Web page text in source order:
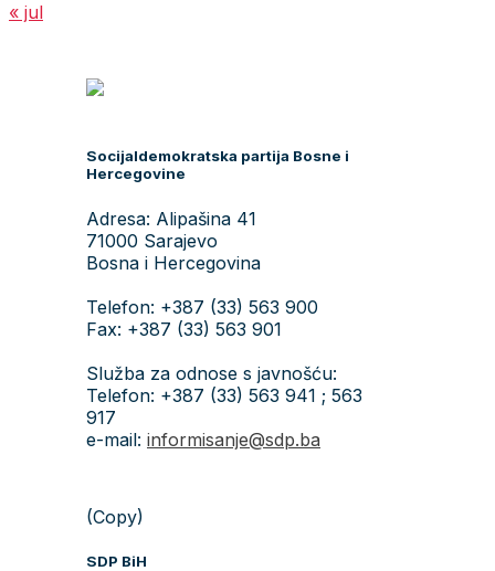
« jul
Socijaldemokratska partija Bosne i
Hercegovine
Adresa: Alipašina 41
71000 Sarajevo
Bosna i Hercegovina
Telefon: +387 (33) 563 900
Fax: +387 (33) 563 901
Služba za odnose s javnošću:
Telefon: +387 (33) 563 941 ; 563
917
e-mail: informisanje@sdp.ba
(Copy)
SDP BiH